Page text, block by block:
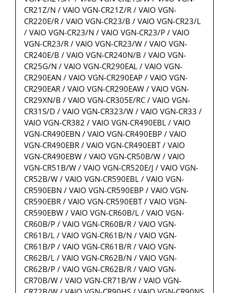
CR21Z/N / VAIO VGN-CR21Z/R / VAIO VGN-
CR220E/R / VAIO VGN-CR23/B / VAIO VGN-CR23/L
/ VAIO VGN-CR23/N / VAIO VGN-CR23/P / VAIO
VGN-CR23/R / VAIO VGN-CR23/W / VAIO VGN-
CR240E/B / VAIO VGN-CR240N/B / VAIO VGN-
CR25G/N / VAIO VGN-CR290EAL / VAIO VGN-
CR290EAN / VAIO VGN-CR290EAP / VAIO VGN-
CR290EAR / VAIO VGN-CR290EAW / VAIO VGN-
CR29XN/B / VAIO VGN-CR305E/RC / VAIO VGN-
CR31S/D / VAIO VGN-CR323/W / VAIO VGN-CR33 /
VAIO VGN-CR382 / VAIO VGN-CR490EBL / VAIO
VGN-CR490EBN / VAIO VGN-CR490EBP / VAIO
VGN-CR490EBR / VAIO VGN-CR490EBT / VAIO
VGN-CR490EBW / VAIO VGN-CR50B/W / VAIO
VGN-CR51B/W / VAIO VGN-CR520E/J / VAIO VGN-
CR52B/W / VAIO VGN-CR590EBL / VAIO VGN-
CR590EBN / VAIO VGN-CR590EBP / VAIO VGN-
CR590EBR / VAIO VGN-CR590EBT / VAIO VGN-
CR590EBW / VAIO VGN-CR60B/L / VAIO VGN-
CR60B/P / VAIO VGN-CR60B/R / VAIO VGN-
CR61B/L / VAIO VGN-CR61B/N / VAIO VGN-
CR61B/P / VAIO VGN-CR61B/R / VAIO VGN-
CR62B/L / VAIO VGN-CR62B/N / VAIO VGN-
CR62B/P / VAIO VGN-CR62B/R / VAIO VGN-
CR70B/W / VAIO VGN-CR71B/W / VAIO VGN-